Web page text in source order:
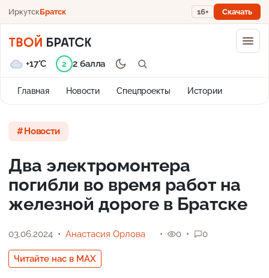
ИркутскБратск 16+ Скачать
Главная Новости Спецпроекты Истории
+17°C 2 2 балла
Новости
Два электромонтера
погибли во время работ на
железной дороге в Братске
03.06.2024 Анастасия Орлова
Читайте нас в MAX
0 0